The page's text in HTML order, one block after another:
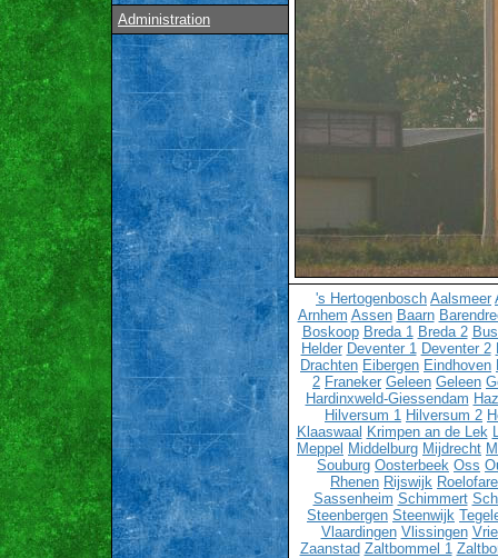
Administration
's Hertogenbosch Aalsmeer
Arnhem Assen Baarn
Boskoop Breda 1 Breda 2
Helder Deventer 1 Deventer 2
Drachten Eibergen Eindhoven
2 Franeker Geleen Geleen
Hardinxweld-Giessendam
Hilversum 1 Hilversum 2
Klaaswaal Krimpen an de Lek
Meppel Middelburg Mijdrecht
Souburg Oosterbeek Oss
Rhenen Rijswijk
Sassenheim Schimmert
Steenbergen Steenwijk
Vlaardingen Vlissingen
Zaanstad Zaltbommel 1